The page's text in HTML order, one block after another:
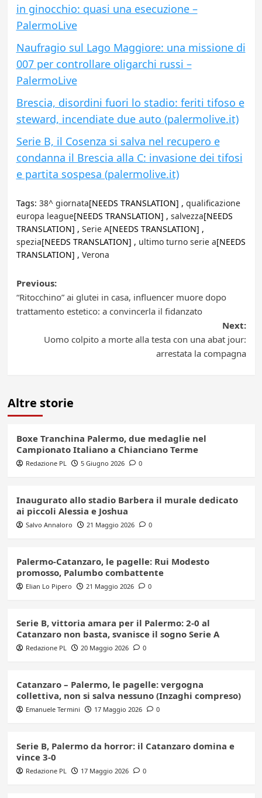
in ginocchio: quasi una esecuzione –
PalermoLive
Naufragio sul Lago Maggiore: una missione di
007 per controllare oligarchi russi –
PalermoLive
Brescia, disordini fuori lo stadio: feriti tifoso e
steward, incendiate due auto (palermolive.it)
Serie B, il Cosenza si salva nel recupero e
condanna il Brescia alla C: invasione dei tifosi
e partita sospesa (palermolive.it)
Tags: 38^ giornata[NEEDS TRANSLATION] , qualificazione
europa league[NEEDS TRANSLATION] , salvezza[NEEDS
TRANSLATION] , Serie A[NEEDS TRANSLATION] ,
spezia[NEEDS TRANSLATION] , ultimo turno serie a[NEEDS
TRANSLATION] , Verona
Post
navigation
Previous:
“Ritocchino” ai glutei in casa, influencer muore dopo
trattamento estetico: a convincerla il fidanzato
Next:
Uomo colpito a morte alla testa con una abat jour:
arrestata la compagna
Altre storie
Boxe Tranchina Palermo, due medaglie nel
Campionato Italiano a Chianciano Terme
Redazione PL 5 Giugno 2026 0
Inaugurato allo stadio Barbera il murale dedicato
ai piccoli Alessia e Joshua
Salvo Annaloro 21 Maggio 2026 0
Palermo-Catanzaro, le pagelle: Rui Modesto
promosso, Palumbo combattente
Elian Lo Pipero 21 Maggio 2026 0
Serie B, vittoria amara per il Palermo: 2-0 al
Catanzaro non basta, svanisce il sogno Serie A
Redazione PL 20 Maggio 2026 0
Catanzaro – Palermo, le pagelle: vergogna
collettiva, non si salva nessuno (Inzaghi compreso)
Emanuele Termini 17 Maggio 2026 0
Serie B, Palermo da horror: il Catanzaro domina e
vince 3-0
Redazione PL 17 Maggio 2026 0